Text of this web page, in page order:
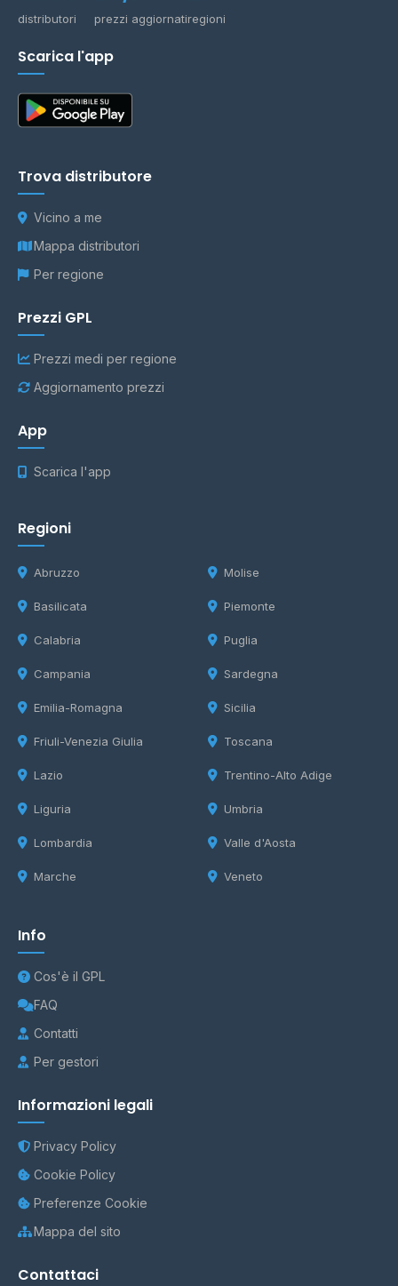
distributori prezzi aggiornatiregioni
Scarica l'app
Trova distributore
Vicino a me
Mappa distributori
Per regione
Prezzi GPL
Prezzi medi per regione
Aggiornamento prezzi
App
Scarica l'app
Regioni
Abruzzo
Basilicata
Calabria
Campania
Emilia-Romagna
Friuli-Venezia Giulia
Lazio
Liguria
Lombardia
Marche
Molise
Piemonte
Puglia
Sardegna
Sicilia
Toscana
Trentino-Alto Adige
Umbria
Valle d'Aosta
Veneto
Info
Cos'è il GPL
FAQ
Contatti
Per gestori
Informazioni legali
Privacy Policy
Cookie Policy
Preferenze Cookie
Mappa del sito
Contattaci